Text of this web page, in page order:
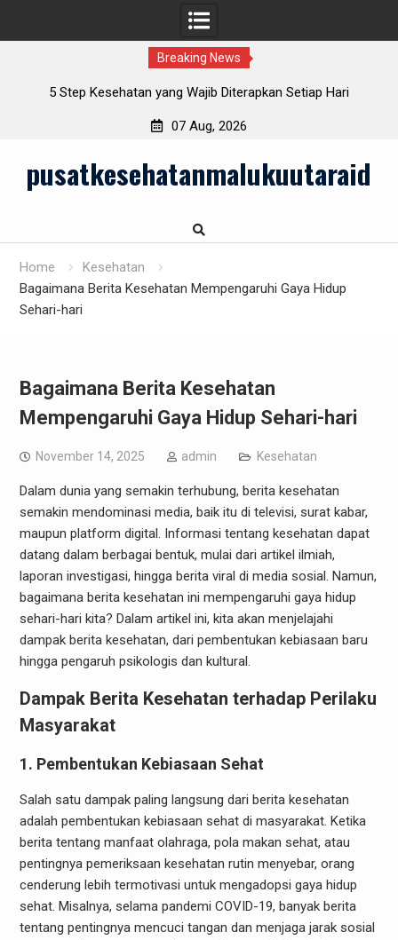
Breaking News
5 Step Kesehatan yang Wajib Diterapkan Setiap Hari
07 Aug, 2026
contentpusatkesehatanmalukuutaraid
Home
Kesehatan
Bagaimana Berita Kesehatan Mempengaruhi Gaya Hidup
Sehari-hari
Bagaimana Berita Kesehatan
Mempengaruhi Gaya Hidup Sehari-hari
November 14, 2025 admin Kesehatan
Dalam dunia yang semakin terhubung, berita kesehatan
semakin mendominasi media, baik itu di televisi, surat kabar,
maupun platform digital. Informasi tentang kesehatan dapat
datang dalam berbagai bentuk, mulai dari artikel ilmiah,
laporan investigasi, hingga berita viral di media sosial. Namun,
bagaimana berita kesehatan ini mempengaruhi gaya hidup
sehari-hari kita? Dalam artikel ini, kita akan menjelajahi
dampak berita kesehatan, dari pembentukan kebiasaan baru
hingga pengaruh psikologis dan kultural.
Dampak Berita Kesehatan terhadap Perilaku
Masyarakat
1. Pembentukan Kebiasaan Sehat
Salah satu dampak paling langsung dari berita kesehatan
adalah pembentukan kebiasaan sehat di masyarakat. Ketika
berita tentang manfaat olahraga, pola makan sehat, atau
pentingnya pemeriksaan kesehatan rutin menyebar, orang
cenderung lebih termotivasi untuk mengadopsi gaya hidup
sehat. Misalnya, selama pandemi COVID-19, banyak berita
tentang pentingnya mencuci tangan dan menjaga jarak sosial